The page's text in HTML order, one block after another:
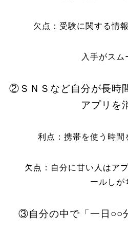
欠点：受験に関する情報
入手がスムー
②ＳＮＳなど自分が長時
アプリを
利点：携帯を使う時間
欠点：自分に甘い人はアプ
ールしが
③自分の中で「一日○○